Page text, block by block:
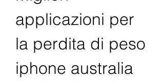
applicazioni per
la perdita di peso
iphone australia